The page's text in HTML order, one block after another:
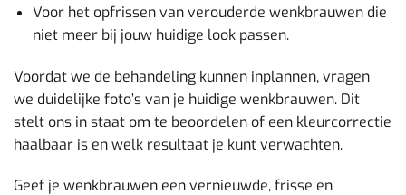
Voor het opfrissen van verouderde wenkbrauwen die
niet meer bij jouw huidige look passen.
Voordat we de behandeling kunnen inplannen, vragen
we duidelijke foto’s van je huidige wenkbrauwen. Dit
stelt ons in staat om te beoordelen of een kleurcorrectie
haalbaar is en welk resultaat je kunt verwachten.
Geef je wenkbrauwen een vernieuwde, frisse en